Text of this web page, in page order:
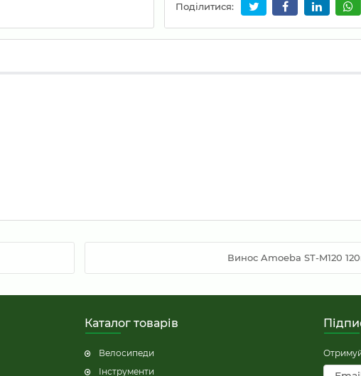
Поділитися:
Винос Amoeba ST-M120
Каталог товарів
Велосипеди
Інструменти